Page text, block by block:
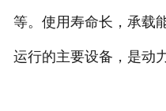
等。使用寿命长，承载
运行的主要设备，是动力